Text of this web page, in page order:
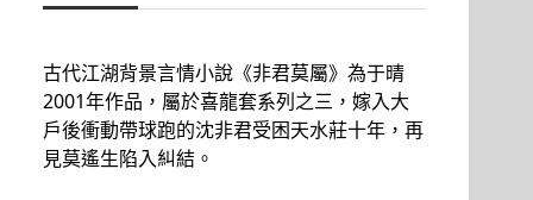
古代江湖背景言情小說《非君莫屬》為于晴
2001年作品，屬於喜龍套系列之三，嫁入大
戶後衝動帶球跑的沈非君受困天水莊十年，再
見莫遙生陷入糾結。